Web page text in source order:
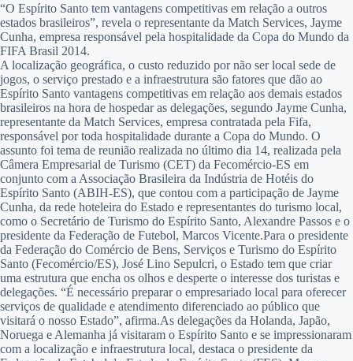
“O Espírito Santo tem vantagens competitivas em relação a outros
estados brasileiros”, revela o representante da Match Services, Jayme
Cunha, empresa responsável pela hospitalidade da Copa do Mundo da
FIFA Brasil 2014.
A localização geográfica, o custo reduzido por não ser local sede de
jogos, o serviço prestado e a infraestrutura são fatores que dão ao
Espírito Santo vantagens competitivas em relação aos demais estados
brasileiros na hora de hospedar as delegações, segundo Jayme Cunha,
representante da Match Services, empresa contratada pela Fifa,
responsável por toda hospitalidade durante a Copa do Mundo. O
assunto foi tema de reunião realizada no último dia 14, realizada pela
Câmera Empresarial de Turismo (CET) da Fecomércio-ES em
conjunto com a Associação Brasileira da Indústria de Hotéis do
Espírito Santo (ABIH-ES), que contou com a participação de Jayme
Cunha, da rede hoteleira do Estado e representantes do turismo local,
como o Secretário de Turismo do Espírito Santo, Alexandre Passos e o
presidente da Federação de Futebol, Marcos Vicente.Para o presidente
da Federação do Comércio de Bens, Serviços e Turismo do Espírito
Santo (Fecomércio/ES), José Lino Sepulcri, o Estado tem que criar
uma estrutura que encha os olhos e desperte o interesse dos turistas e
delegações. “É necessário preparar o empresariado local para oferecer
serviços de qualidade e atendimento diferenciado ao público que
visitará o nosso Estado”, afirma.As delegações da Holanda, Japão,
Noruega e Alemanha já visitaram o Espírito Santo e se impressionaram
com a localização e infraestrutura local, destaca o presidente da